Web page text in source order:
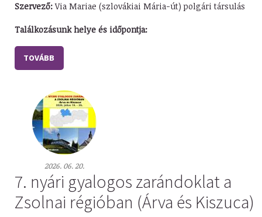
Szervező:Via Mariae (szlovákiai Mária-út) polgári társulás
Találkozásunk helye és időpontja:
TOVÁBB
2026. 06. 20.
7. nyári gyalogos zarándoklat a
Zsolnai régióban (Árva és Kiszuca)